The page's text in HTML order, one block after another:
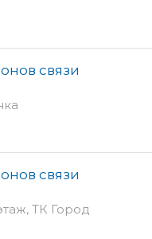
связи
связи
ТК Город